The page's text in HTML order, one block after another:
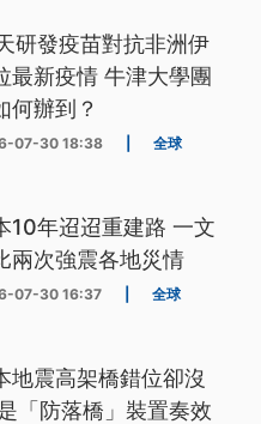
研發疫苗對抗非洲伊
最新疫情 牛津大學團
何辦到？
07-30 18:38 全球
10年迢迢重建路 一文
兩次強震各地災情
07-30 16:37 全球
地震高架橋錯位卻沒
「防落橋」裝置奏效